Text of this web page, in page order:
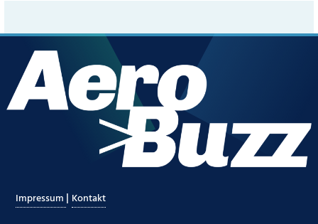
Impressum | Kontakt